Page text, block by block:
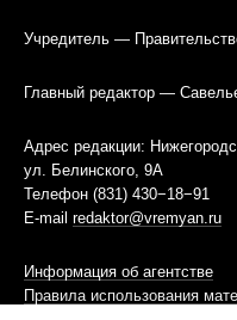
Учредитель —
Главный редактор —
Адрес редакции:
ул. Белинского, 9А
Телефон (831) 430−18−91
E-mail redaktor@vremyan.ru
Информация об агентстве
Правила использования